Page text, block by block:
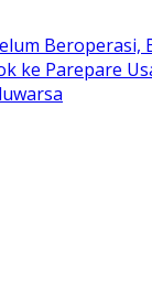
Beroperasi,
ke Parepare